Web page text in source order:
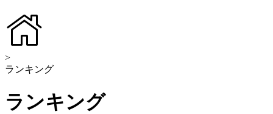
>
ランキング
ランキング